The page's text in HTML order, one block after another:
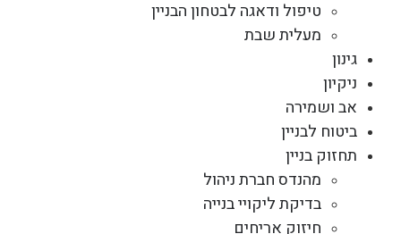
טיפול ודאגה לבטחון הבניין
מעלית שבת
גינון
ניקיון
אב ושמירה
ביטוח לבניין
תחזוק בניין
מהנדס חברת ניהול
בדיקת ליקויי בנייה
חיזוק אריחים